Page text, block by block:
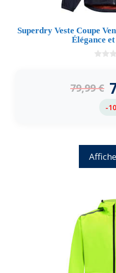
Superdry Veste Coupe
Élégance
5
79,99€
-